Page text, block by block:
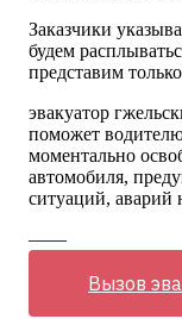
Заказчики
будем
представим
эвакуатор
поможет
моментально
автомобиля,
ситуаций, аварий
——
Вызов